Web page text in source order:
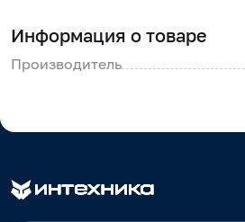
Информация о товаре
Производитель